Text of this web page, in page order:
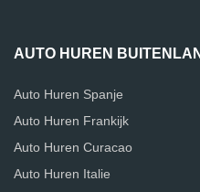
AUTO HUREN
Auto Huren Spanje
Auto Huren Frankijk
Auto Huren Curacao
Auto Huren Italie